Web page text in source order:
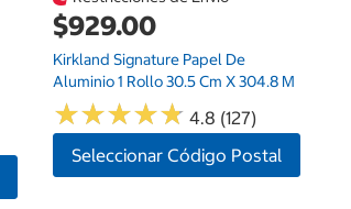
$929.00
Kirkland Signature Papel De
Aluminio 1 Rollo 30.5 Cm X 304.8 M
★★★★★
★★★★★ 4.8 (127)
Seleccionar Código Postal